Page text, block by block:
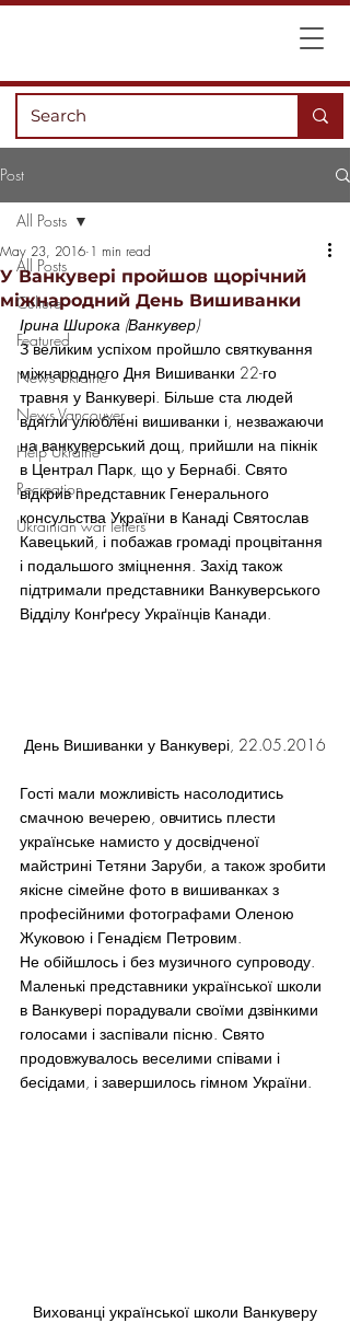
Post
All Posts
Culture
Featured
News Ukraine
News Vancouver
Help Ukraine
Recreation
Ukrainian war letters
All Posts
У Ванкувері пройшов щорічний
міжнародний День Вишиванки
May 23, 2016 1 min read
Ірина Широка (Ванкувер)
З великим успіхом пройшло святкування
міжнародного Дня Вишиванки 22-го
травня у Ванкувері. Більше ста людей
вдягли улюблені вишиванки і, незважаючи
на ванкуверський дощ, прийшли на пікнік
в Централ Парк, що у Бернабі. Свято
відкрив представник Генерального
консульства України в Канаді Святослав
Кавецький, і побажав громаді процвітання
і подальшого зміцнення. Захід також
підтримали представники Ванкуверського
Відділу Конґресу Українців Канади.
День Вишиванки у Ванкувері, 22.05.2016
Гості мали можливість насолодитись
смачною вечерею, овчитись плести
українське намисто у досвідченої
майстрині Тетяни Заруби, а також зробити
якісне сімейне фото в вишиванках з
професійними фотографами Оленою
Жуковою і Генадієм Петровим.
Не обійшлось і без музичного супроводу.
Маленькі представники української школи
в Ванкувері порадували своїми дзвінкими
голосами і заспівали пісню. Свято
продовжувалось веселими співами і
бесідами, і завершилось гімном України.
Вихованці української школи Ванкуверу